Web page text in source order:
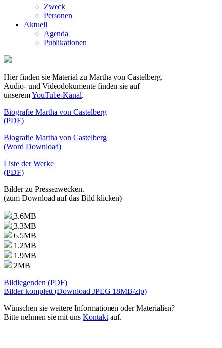
Zweck
Personen
Aktuell
Agenda
Publikationen
Hier finden sie Material zu Martha von Castelberg.
Audio- und Videodokumente finden sie auf
unseremYouTube-Kanal.
Biografie Martha von Castelberg
(PDF)
Biografie Martha von Castelberg
(Word Download)
Liste der Werke
(PDF)
Bilder zu Pressezwecken.
(zum Download auf das Bild klicken)
3.6MB
3.3MB
6.5MB
1.2MB
1.9MB
2MB
Bildlegenden (PDF)
Bilder komplett (Download JPEG 18MB/zip)
Wünschen sie weitere Informationen oder Materialien?
Bitte nehmen sie mit uns Kontakt auf.